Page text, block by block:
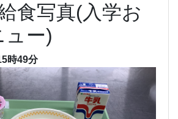
食写真(入学お
ュー)
時49分